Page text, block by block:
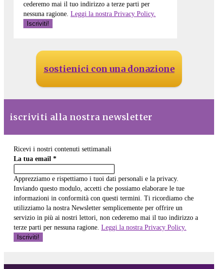
cederemo mai il tuo indirizzo a terze parti per
nessuna ragione. Leggi la nostra Privacy Policy.
sostienici con una donazione
iscriviti alla nostra newsletter
Ricevi i nostri contenuti settimanali
La tua email *
Apprezziamo e rispettiamo i tuoi dati personali e la privacy.
Inviando questo modulo, accetti che possiamo elaborare le tue
informazioni in conformità con questi termini. Ti ricordiamo che
utilizziamo la nostra Newsletter semplicemente per offrire un
servizio in più ai nostri lettori, non cederemo mai il tuo indirizzo a
terze parti per nessuna ragione. Leggi la nostra Privacy Policy.